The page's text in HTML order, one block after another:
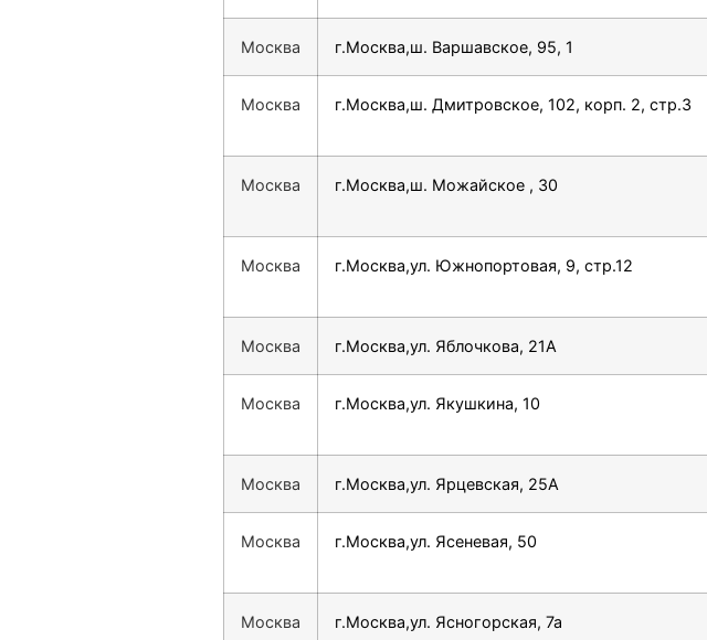
Москва г.Москва,ш. Варшавское, 95, 1
Москва г.Москва,ш. Дмитровское, 102, корп. 2, стр.3
Москва г.Москва,ш. Можайское , 30
Москва г.Москва,ул. Южнопортовая, 9, стр.12
Москва г.Москва,ул. Яблочкова, 21А
Москва г.Москва,ул. Якушкина, 10
Москва г.Москва,ул. Ярцевская, 25А
Москва г.Москва,ул. Ясеневая, 50
Москва г.Москва,ул. Ясногорская, 7а